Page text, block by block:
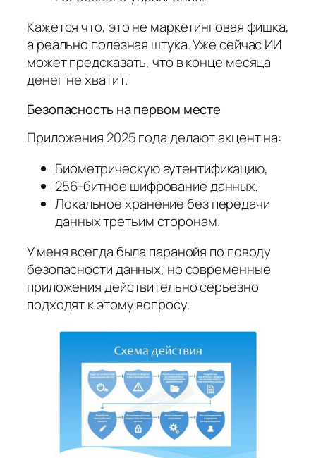
Кажется что, это не маркетинговая фишка,
а реально полезная штука. Уже сейчас ИИ
может предсказать, что в конце месяца
денег не хватит.
Безопасность на первом месте
Приложения 2025 года делают акцент на:
Биометрическую аутентификацию,
256-битное шифрование данных,
Локальное хранение без передачи
данных третьим сторонам.
У меня всегда была паранойя по поводу
безопасности данных, но современные
приложения действительно серьезно
подходят к этому вопросу.